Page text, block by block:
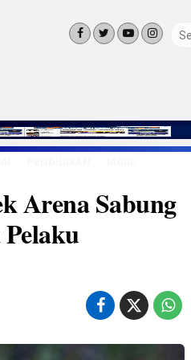
OPINI
Arena Sabung